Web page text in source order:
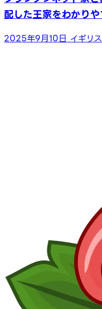
配した王家をわかり
2025年9月10日 イギリス